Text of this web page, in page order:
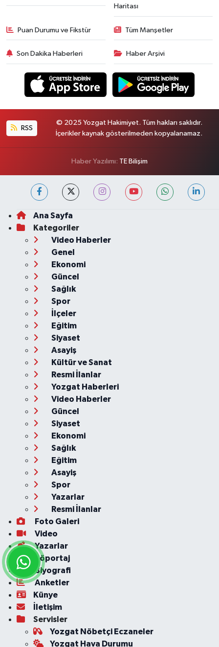
Haritası
Puan Durumu ve Fikstür Tüm Manşetler
Son Dakika Haberleri Haber Arşivi
RSS
© 2025 Yozgat Hakimiyet. Tüm hakları saklıdır.
İçerikler kaynak gösterilmeden kopyalanamaz.
Haber Yazılımı: TE Bilişim
Ana Sayfa
Kategoriler
Video Haberler
Genel
Ekonomi
Güncel
Sağlık
Spor
İlçeler
Eğitim
Siyaset
Asayiş
Kültür ve Sanat
Resmi İlanlar
Yozgat Haberleri
Video Haberler
Güncel
Siyaset
Ekonomi
Sağlık
Eğitim
Asayiş
Spor
Yazarlar
Resmi İlanlar
Foto Galeri
Video
Yazarlar
Röportaj
Biyografi
Anketler
Künye
İletişim
Servisler
Yozgat Nöbetçi Eczaneler
Yozgat Hava Durumu